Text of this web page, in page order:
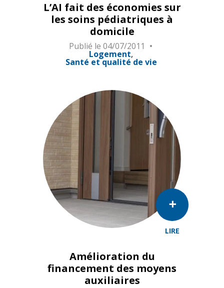
L’AI fait des économies sur
les soins pédiatriques à
domicile
Publié le 04/07/2011
Logement
Santé et qualité de vie
LIRE
Amélioration du
financement des moyens
auxiliaires